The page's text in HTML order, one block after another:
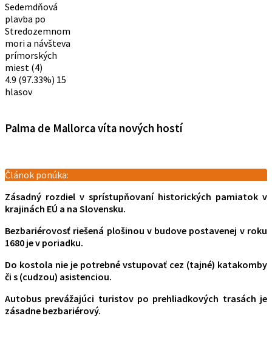
Sedemdňová
plavba po
Stredozemnom
mori a návšteva
prímorských
miest (4)
4.9 (97.33%) 15
hlasov
Palma de Mallorca víta nových hostí
Článok ponúka:
Zásadný rozdiel v sprístupňovaní historických pamiatok v
krajinách EÚ a na Slovensku.
Bezbariérovosť riešená plošinou v budove postavenej v roku
1680 je v poriadku.
Do kostola nie je potrebné vstupovať cez (tajné) katakomby
či s (cudzou) asistenciou.
Autobus prevážajúci turistov po prehliadkových trasách je
zásadne bezbariérový.